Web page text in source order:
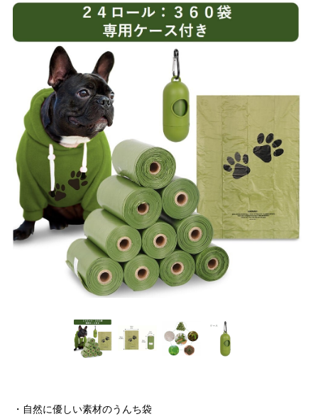
・自然に優しい素材のうんち袋